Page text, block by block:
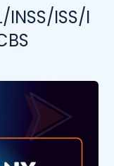
INSS/ISS/I